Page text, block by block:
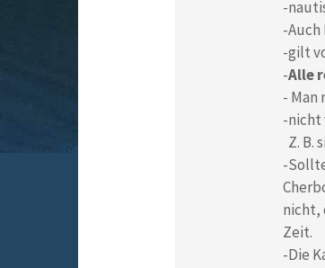
-
-
-gilt
-Alle
- Man
-nicht
Z. B.
-
nicht,
Zeit.
-Die